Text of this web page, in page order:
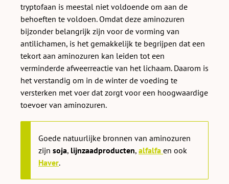
tryptofaan is meestal niet voldoende om aan de
behoeften te voldoen. Omdat deze aminozuren
bijzonder belangrijk zijn voor de vorming van
antilichamen, is het gemakkelijk te begrijpen dat een
tekort aan aminozuren kan leiden tot een
verminderde afweerreactie van het lichaam. Daarom is
het verstandig om in de winter de voeding te
versterken met voer dat zorgt voor een hoogwaardige
toevoer van aminozuren.
Goede natuurlijke bronnen van aminozuren
zijn soja, lijnzaadproducten, alfalfa en ook
Haver.